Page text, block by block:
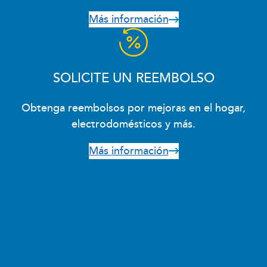
Más información
SOLICITE UN REEMBOLSO
Obtenga reembolsos por mejoras en el hogar,
electrodomésticos y más.
Más información